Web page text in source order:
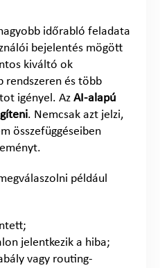
időrabló feladata
bejelentés mögött
kiváltó ok
rendszeren és több
igényel. Az AI-alapú
. Nemcsak azt jelzi,
összefüggéseiben
például
jelentkezik a hiba;
vagy routing-